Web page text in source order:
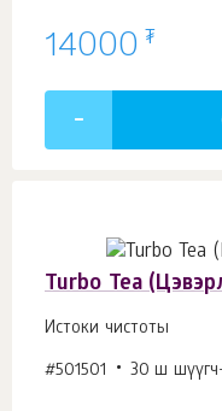
14000 ₮
Turbo Tea
Истоки чистоты
#501501 30 ш